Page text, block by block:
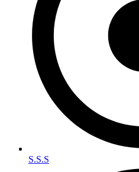
S.S.S